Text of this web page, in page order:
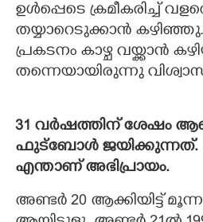
ഉൾപ്പെടെ ക്രമീകരിച്ച്
തയ്യാറെടുക്കാൻ
പ്രകടനം കാഴ്ച വയ്ക്കാൻ
തന്നെയായിരുന്നു
31 വർഷത്തിന് ശേഷം
ഫുട്ബോൾ ജയിക്കുന്നത്.
എന്താണ് അഭിപ്രായം.
അണ്ടർ 20 ആക്കിയിട്ട്